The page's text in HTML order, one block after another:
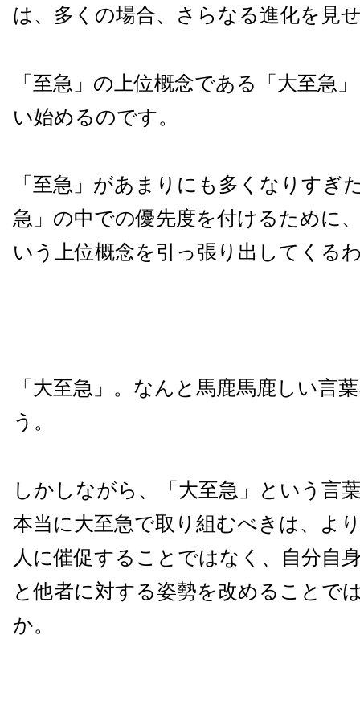
は、多くの場合、さらなる進化を見
「至急」の上位概念である「大至急
い始めるのです。
「至急」があまりにも多くなりすぎ
急」の中での優先度を付けるために
いう上位概念を引っ張り出してくる
「大至急」。なんと馬鹿馬鹿しい言
う。
しかしながら、「大至急」という言
本当に大至急で取り組むべきは、よ
人に催促することではなく、自分自
と他者に対する姿勢を改めることで
か。